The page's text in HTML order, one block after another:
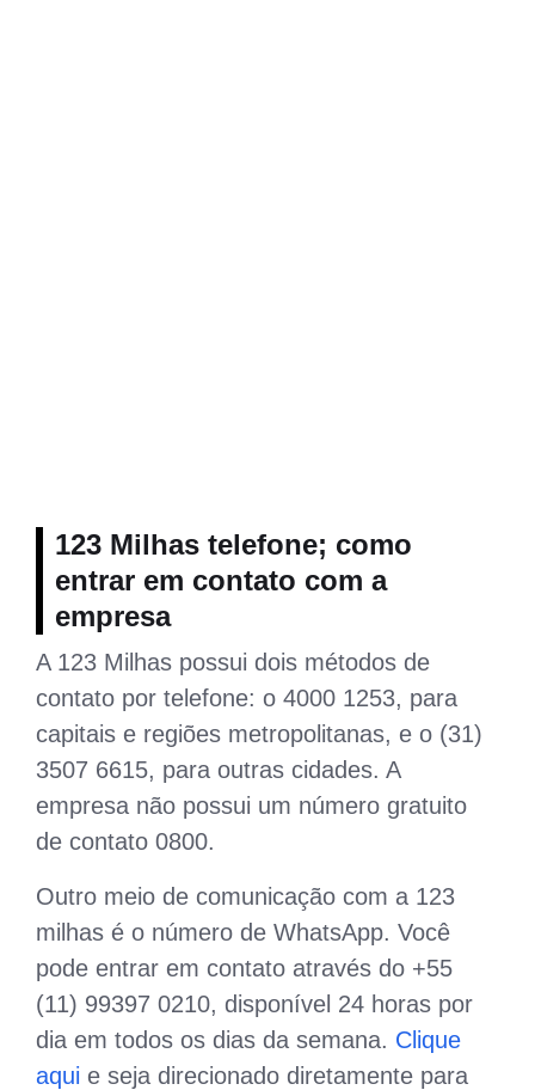
123 Milhas telefone; como
entrar em contato com a
empresa
A 123 Milhas possui dois métodos de
contato por telefone: o 4000 1253, para
capitais e regiões metropolitanas, e o (31)
3507 6615, para outras cidades. A
empresa não possui um número gratuito
de contato 0800.
Outro meio de comunicação com a 123
milhas é o número de WhatsApp. Você
pode entrar em contato através do +55
(11) 99397 0210, disponível 24 horas por
dia em todos os dias da semana. Clique
aqui e seja direcionado diretamente para